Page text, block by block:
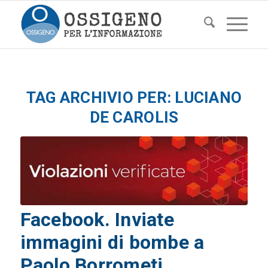
TAG ARCHIVIO PER: LUCIANO
DE CAROLIS
Facebook. Inviate
immagini di bombe a